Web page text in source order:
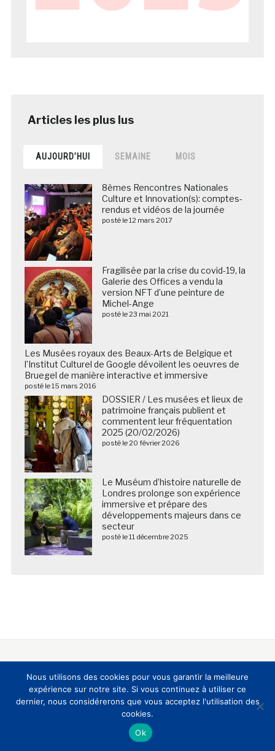
AUJOURD’HUI SEMAINE MOIS
8èmes Rencontres Nationales
Culture et Innovation(s): comptes-
rendus et vidéos de la journée
posté le 12 mars 2017
Fragilisée par la crise du covid-19, la
Galerie des Offices a vendu la
version NFT d’une peinture de
Michel-Ange
posté le 23 mai 2021
Les Musées royaux des Beaux-Arts de Belgique et
l’Institut Culturel de Google dévoilent les oeuvres de
Bruegel de manière interactive et immersive
posté le 15 mars 2016
DOSSIER / Les musées et lieux de
patrimoine français publient et
commentent leur fréquentation
2025 (20/02/2026)
posté le 20 février 2026
Le Muséum d’histoire naturelle de
Londres prolonge son expérience
immersive et prépare des
développements majeurs dans ce
secteur
posté le 11 décembre 2025
Nous suivre sur les réseaux sociaux
Nous utilisons des cookies pour vous garantir la meilleure
expérience sur notre site. Si vous continuez à utiliser ce
dernier, nous considérerons que vous acceptez l'utilisation des
cookies.
Ok